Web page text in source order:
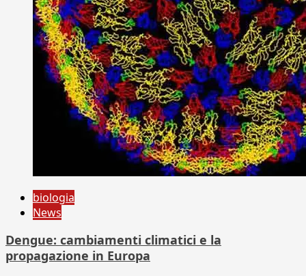
biologia
News
Dengue: cambiamenti climatici e la
propagazione in Europa